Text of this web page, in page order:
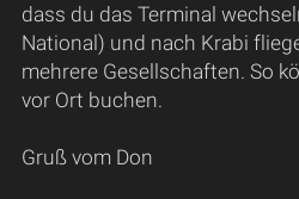
dass du das Terminal
National) und nach Krabi
mehrere Gesellschaften. So
vor Ort buchen.
Gruß vom Don